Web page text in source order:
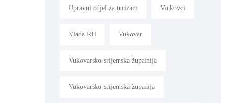
Upravni odjel za turizam Vinkovci
Vlada RH Vukovar
Vukovarsko-srijemska župainija
Vukovarsko-srijemska županija